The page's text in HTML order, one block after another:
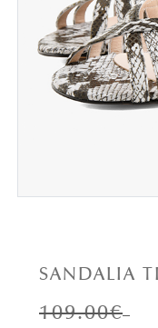
SANDALIA
109.00€